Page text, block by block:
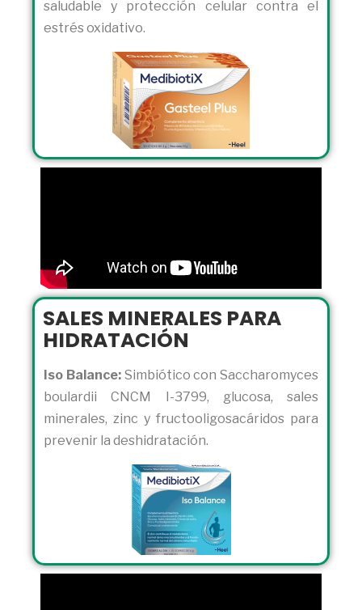
saludable y protección celular contra el
estrés oxidativo.
SALES MINERALES PARA
HIDRATACIÓN
Iso Balance:Simbiótico con Saccharomyces
boulardii CNCM I-3799, glucosa, sales
minerales, zinc y fructooligosacáridos para
prevenir la deshidratación.